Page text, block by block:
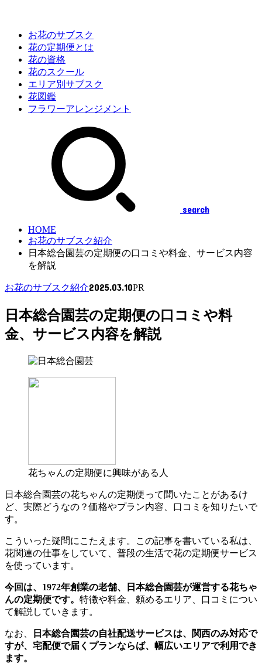
お花のサブスク
花の定期便とは
花の資格
花のスクール
エリア別サブスク
花図鑑
フラワーアレンジメント
search
HOME
お花のサブスク紹介
日本総合園芸の定期便の口コミや料金、サービス内容
を解説
お花のサブスク紹介2025.03.10PR
日本総合園芸の定期便の口コミや料
金、サービス内容を解説
花ちゃんの定期便に興味がある人
日本総合園芸の花ちゃんの定期便って聞いたことがあるけ
ど、実際どうなの？価格やプラン内容、口コミを知りたいで
す。
こういった疑問にこたえます。この記事を書いている私は、
花関連の仕事をしていて、普段の生活で花の定期便サービス
を使っています。
今回は、1972年創業の老舗、日本総合園芸が運営する花ちゃ
んの定期便です。 特徴や料金、頼めるエリア、口コミについ
て解説していきます。
なお、
日本総合園芸の自社配送サービスは、関西のみ対応で
すが、宅配便で届くプランならば、幅広いエリアで利用でき
ます。